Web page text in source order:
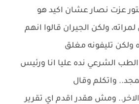
عزت نصار عشان اكيد هو
ولكن الجيران قالوا انهم
ولكن تليفونه مغلق
الشرعي نده عليا انا ورئيس
واتكلم وقال
ومش هقدر اقدم اي تقرير